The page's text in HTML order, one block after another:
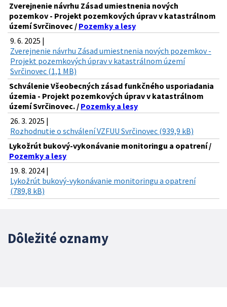
Zverejnenie návrhu Zásad umiestnenia nových
pozemkov - Projekt pozemkových úprav v katastrálnom
území Svrčinovec / Pozemky a lesy
9. 6. 2025 |
Zverejnenie návrhu Zásad umiestnenia nových pozemkov -
Projekt pozemkových úprav v katastrálnom území
Svrčinovec (1,1 MB)
Schválenie Všeobecných zásad funkčného usporiadania
územia - Projekt pozemkových úprav v katastrálnom
území Svrčinovec. / Pozemky a lesy
26. 3. 2025 |
Rozhodnutie o schválení VZFUU Svrčinovec (939,9 kB)
Lykožrút bukový-vykonávanie monitoringu a opatrení /
Pozemky a lesy
19. 8. 2024 |
Lykožrút bukový-vykonávanie monitoringu a opatrení
(789,8 kB)
Dôležité oznamy